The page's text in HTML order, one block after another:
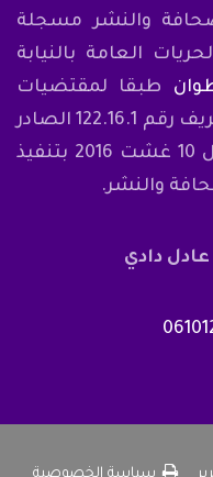
والنشر مسجلة
العامة بالنيابة
طبقا لمقتضيات
المادتين 16 و 21 من الظهير الشريف رقم 122.16.1 الصادر
في 6 ذي القعدة 1437 الموافق ل 10 غشت 2016 بتنفيذ
دادي
سياسة الخصوصية